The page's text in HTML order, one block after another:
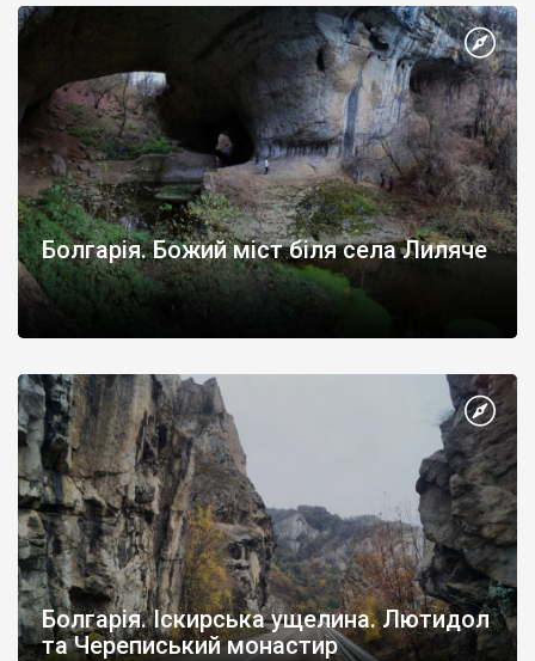
Болгарія. Божий міст біля села Лиляче
Болгарія. Іскирська ущелина. Лютидол
та Череписький монастир